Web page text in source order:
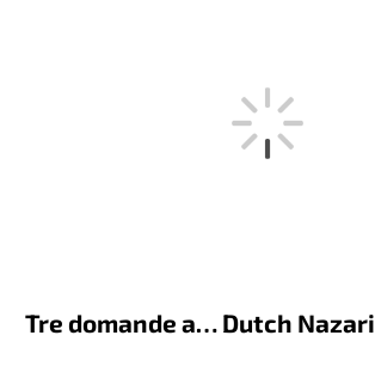
Tre domande a… Dutch Nazari